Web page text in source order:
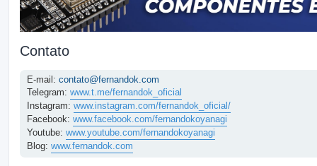
Contato
E-mail: contato@fernandok.com
Telegram: www.t.me/fernandok_oficial
Instagram: www.instagram.com/fernandok_oficial/
Facebook: www.facebook.com/fernandokoyanagi
Youtube: www.youtube.com/fernandokoyanagi
Blog: www.fernandok.com